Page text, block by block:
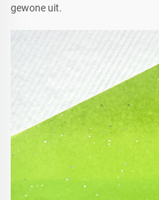
gewone uit.